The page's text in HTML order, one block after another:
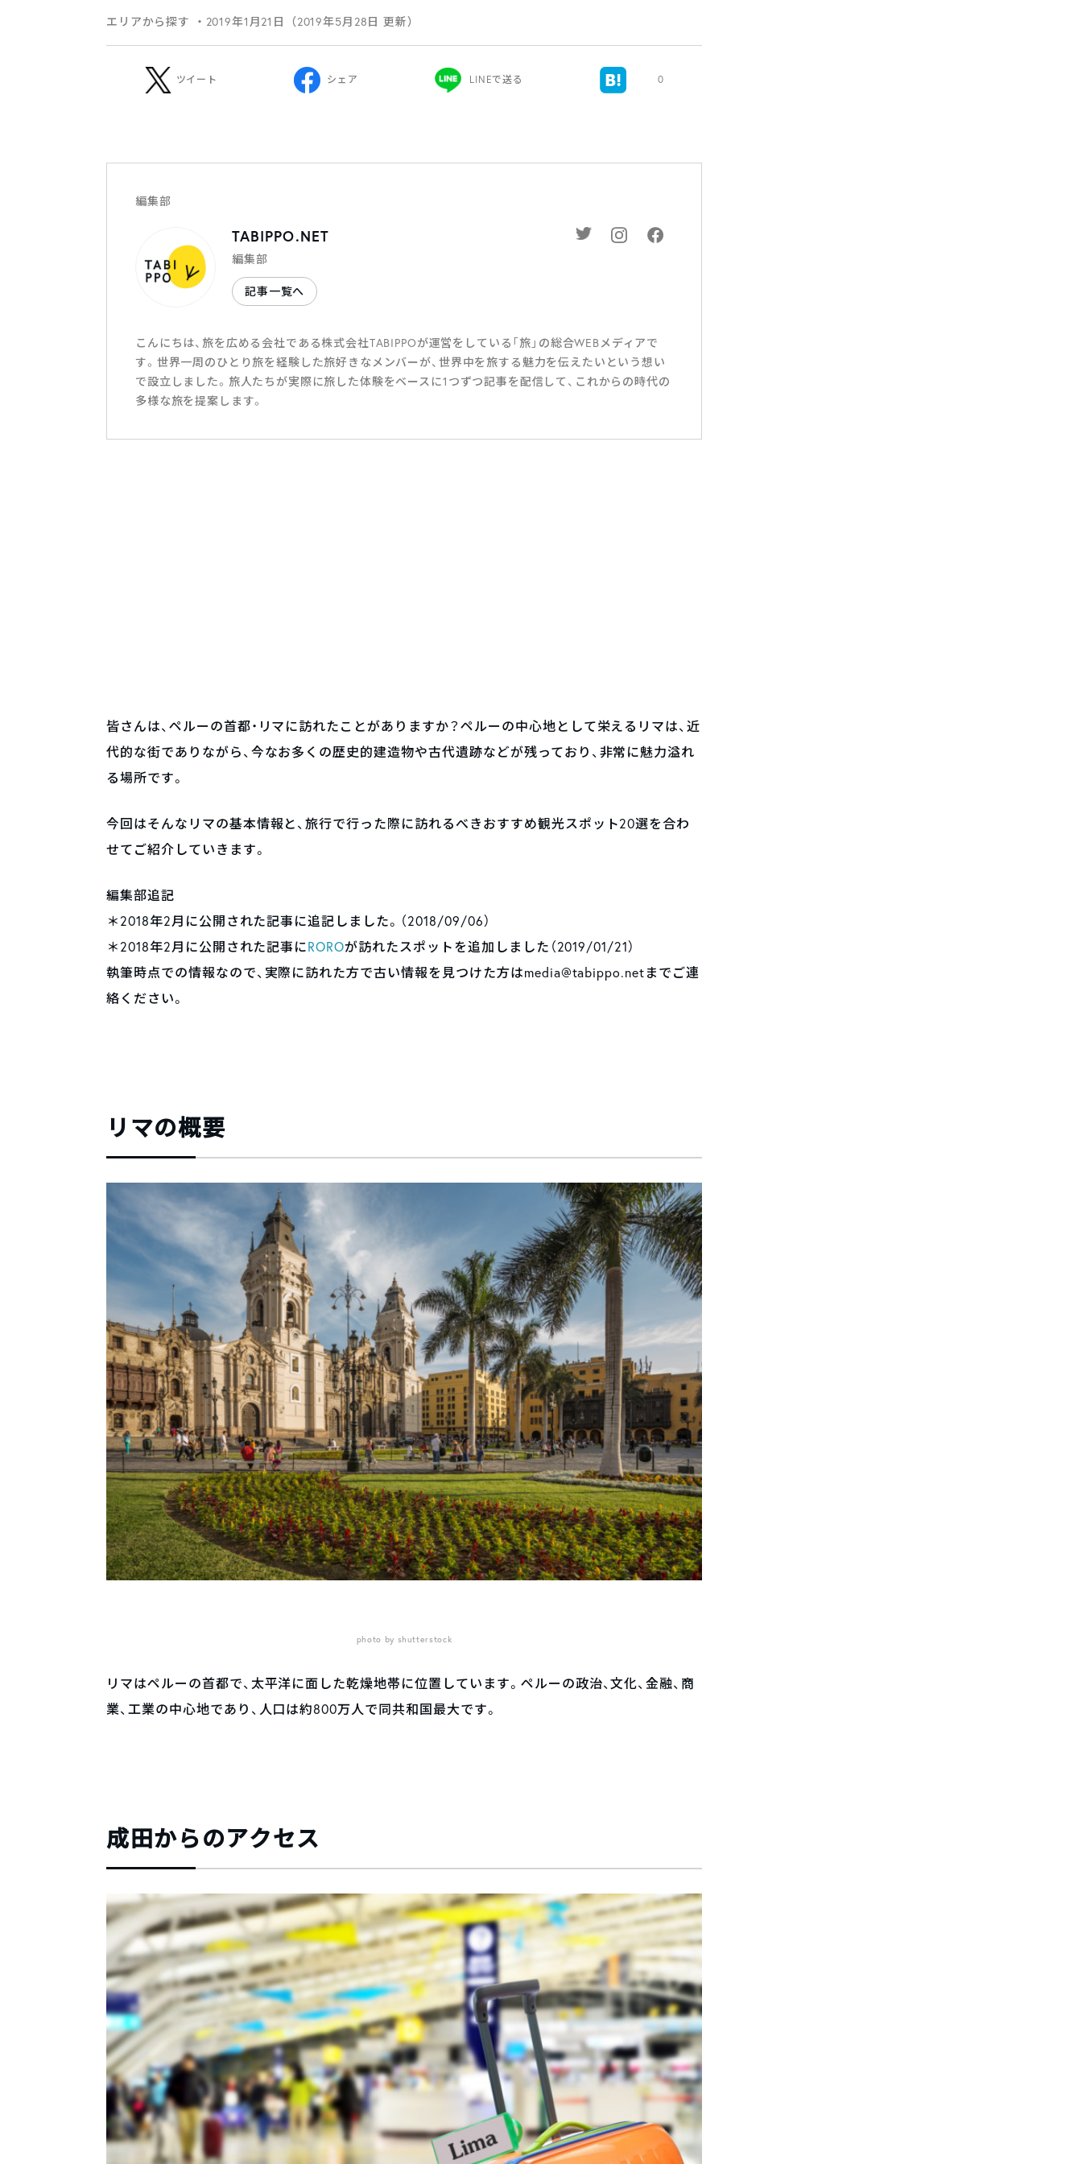
エリアから探す ・2019年1月21日（2019年5月28日 更新）
ツイート シェア LINEで送る 0
編集部
TABIPPO.NET
編集部
記事一覧へ
こんにちは、旅を広める会社である株式会社TABIPPOが運営をしている「旅」の総合WEBメディアで
す。世界一周のひとり旅を経験した旅好きなメンバーが、世界中を旅する魅力を伝えたいという想い
で設立しました。旅人たちが実際に旅した体験をベースに1つずつ記事を配信して、これからの時代の
多様な旅を提案します。
皆さんは、ペルーの首都・リマに訪れたことがありますか？ペルーの中心地として栄えるリマは、近
代的な街でありながら、今なお多くの歴史的建造物や古代遺跡などが残っており、非常に魅力溢れ
る場所です。
今回はそんなリマの基本情報と、旅行で行った際に訪れるべきおすすめ観光スポット20選を合わ
せてご紹介していきます。
編集部追記
＊2018年2月に公開された記事に追記しました。（2018/09/06）
＊2018年2月に公開された記事にROROが訪れたスポットを追加しました（2019/01/21）
執筆時点での情報なので、実際に訪れた方で古い情報を見つけた方はmedia@tabippo.netまでご連
絡ください。
リマの概要
photo by shutterstock
リマはペルーの首都で、太平洋に面した乾燥地帯に位置しています。ペルーの政治、文化、金融、商
業、工業の中心地であり、人口は約800万人で同共和国最大です。
成田からのアクセス